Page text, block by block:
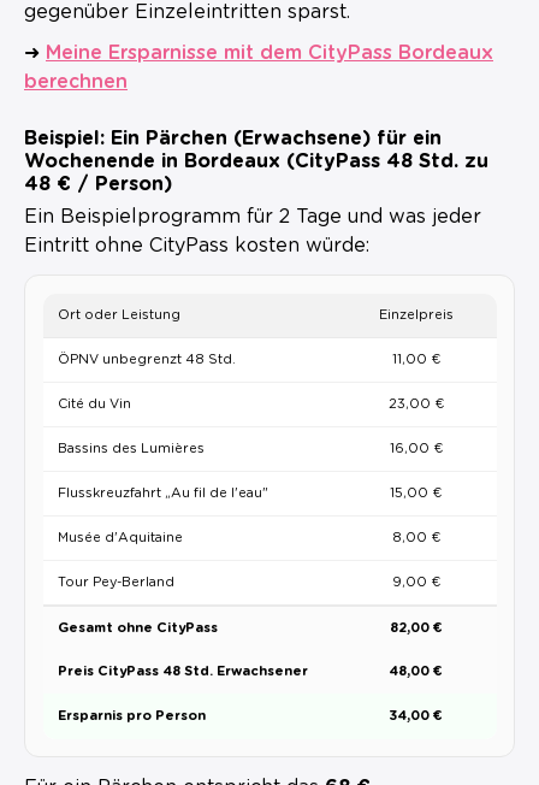
gegenüber Einzeleintritten sparst.
➜ Meine Ersparnisse mit dem CityPass Bordeaux
berechnen
Beispiel: Ein Pärchen (Erwachsene) für ein
Wochenende in Bordeaux (CityPass 48 Std. zu
48 € / Person)
Ein Beispielprogramm für 2 Tage und was jeder
Eintritt ohne CityPass kosten würde:
Ort oder Leistung Einzelpreis
ÖPNV unbegrenzt 48 Std. 11,00 €
Cité du Vin 23,00 €
Bassins des Lumières 16,00 €
Flusskreuzfahrt „Au fil de l'eau" 15,00 €
Musée d'Aquitaine 8,00 €
Tour Pey-Berland 9,00 €
Gesamt ohne CityPass 82,00 €
Preis CityPass 48 Std. Erwachsener 48,00 €
Ersparnis pro Person 34,00 €